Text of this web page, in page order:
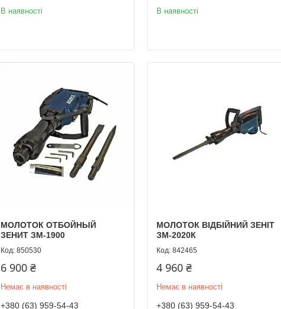
В наявності В наявності
МОЛОТОК ОТБОЙНЫЙ
ЗЕНИТ ЗМ-1900
850530
6 900 ₴
Немає в наявності
+380 (63) 959-54-43
МОЛОТОК ВІДБІЙНИЙ ЗЕНІТ
ЗМ-2020К
842465
4 960 ₴
Немає в наявності
+380 (63) 959-54-43